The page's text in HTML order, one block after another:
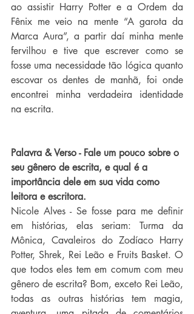
ao assistir Harry Potter e a Ordem da
Fênix me veio na mente “A garota da
Marca Aura”, a partir daí minha mente
fervilhou e tive que escrever como se
fosse uma necessidade tão lógica quanto
escovar os dentes de manhã, foi onde
encontrei minha verdadeira identidade
na escrita.
Palavra & Verso - Fale um pouco sobre o
seu gênero de escrita, e qual é a
importância dele em sua vida como
leitora e escritora.
Nicole Alves - Se fosse para me definir
em histórias, elas seriam: Turma da
Mônica, Cavaleiros do Zodíaco Harry
Potter, Shrek, Rei Leão e Fruits Basket. O
que todos eles tem em comum com meu
gênero de escrita? Bom, exceto Rei Leão,
todas as outras histórias tem magia,